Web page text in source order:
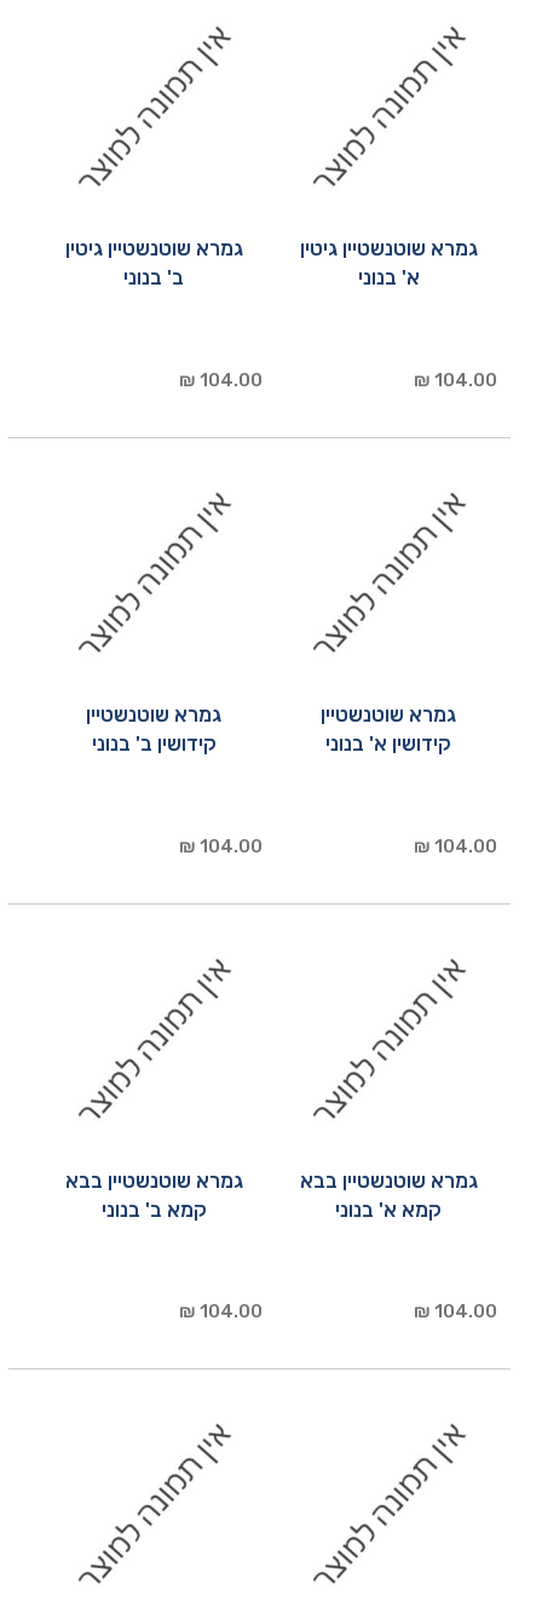
גמרא שוטנשטיין גיטין
א' בנוני
104.00 ₪
גמרא שוטנשטיין גיטין
ב' בנוני
104.00 ₪
גמרא שוטנשטיין
קידושין א' בנוני
104.00 ₪
גמרא שוטנשטיין
קידושין ב' בנוני
104.00 ₪
גמרא שוטנשטיין בבא
קמא א' בנוני
104.00 ₪
גמרא שוטנשטיין בבא
קמא ב' בנוני
104.00 ₪